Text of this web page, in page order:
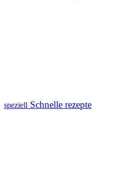
speziell Schnelle rezepte